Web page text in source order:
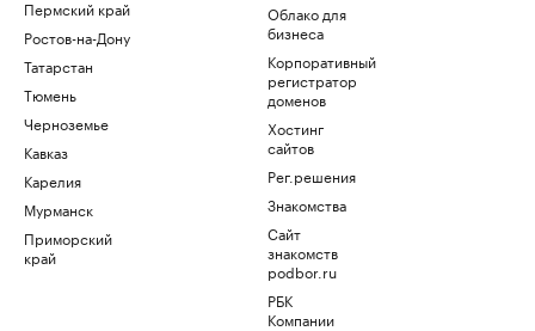
Пермский край
Ростов-на-Дону
Татарстан
Тюмень
Черноземье
Кавказ
Карелия
Мурманск
Приморский
край
Облако для
бизнеса
Корпоративный
регистратор
доменов
Хостинг
сайтов
Рег.решения
Знакомства
Сайт
знакомств
podbor.ru
РБК
Компании